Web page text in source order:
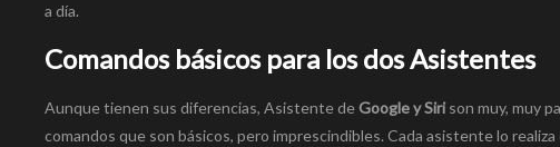
a dí­a.
Comandos básicos para los dos Asistentes
Aunque tienen sus diferencias, Asistente deGoogle y Siri son muy, muy
comandos que son básicos, pero imprescindibles. Cada asistente lo